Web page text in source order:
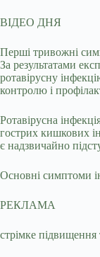
ВІДЕО ДНЯ
Перші тривожні
За результатами
ротавірусну
контролю і
Ротавірусна
гострих кишкових
є надзвичайно
Основні симптоми
РЕКЛАМА
стрімке підвищення